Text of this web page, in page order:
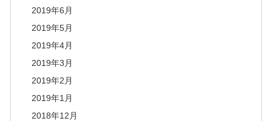
2019年6月
2019年5月
2019年4月
2019年3月
2019年2月
2019年1月
2018年12月